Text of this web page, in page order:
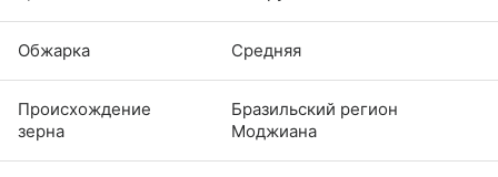
Обжарка Средняя
Происхождение
зерна
Бразильский регион
Моджиана